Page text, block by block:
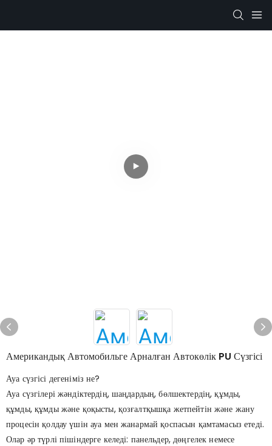
Американдық Автомобильге Арналған Автокөлік PU Сүзгісі
Ауа сүзгісі дегеніміз не?
Ауа сүзгілері жәндіктердің, шаңдардың, бөлшектердің, құмды,
құмды, құмды және қоқысты, қозғалтқышқа жетпейтін және жану
процесін қолдау үшін ауа мен жанармай қоспасын қамтамасыз етеді.
Олар әр түрлі пішіндерге келеді: панельдер, дөңгелек немесе